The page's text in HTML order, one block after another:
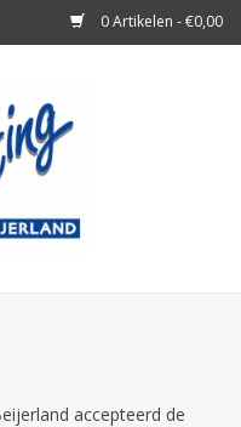
0 Artikelen - €0,00
accepteerd de